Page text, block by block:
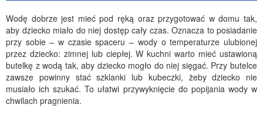
Wodę dobrze jest mieć pod ręką oraz przygotować w domu tak,
aby dziecko miało do niej dostęp cały czas. Oznacza to posiadanie
przy sobie – w czasie spaceru – wody o temperaturze ulubionej
przez dziecko: zimnej lub ciepłej. W kuchni warto mieć ustawioną
butelkę z wodą tak, aby dziecko mogło do niej sięgać. Przy butelce
zawsze powinny stać szklanki lub kubeczki, żeby dziecko nie
musiało ich szukać. To ułatwi przywyknięcie do popijania wody w
chwilach pragnienia.